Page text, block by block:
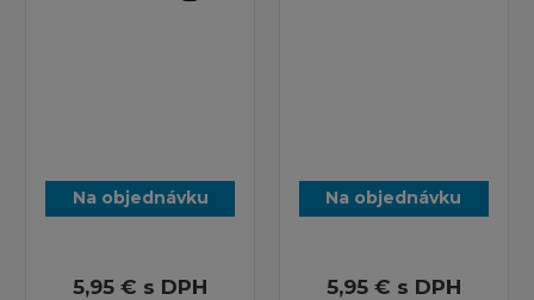
Na objednávku
5,95 € s DPH
Na objednávku
5,95 € s DPH